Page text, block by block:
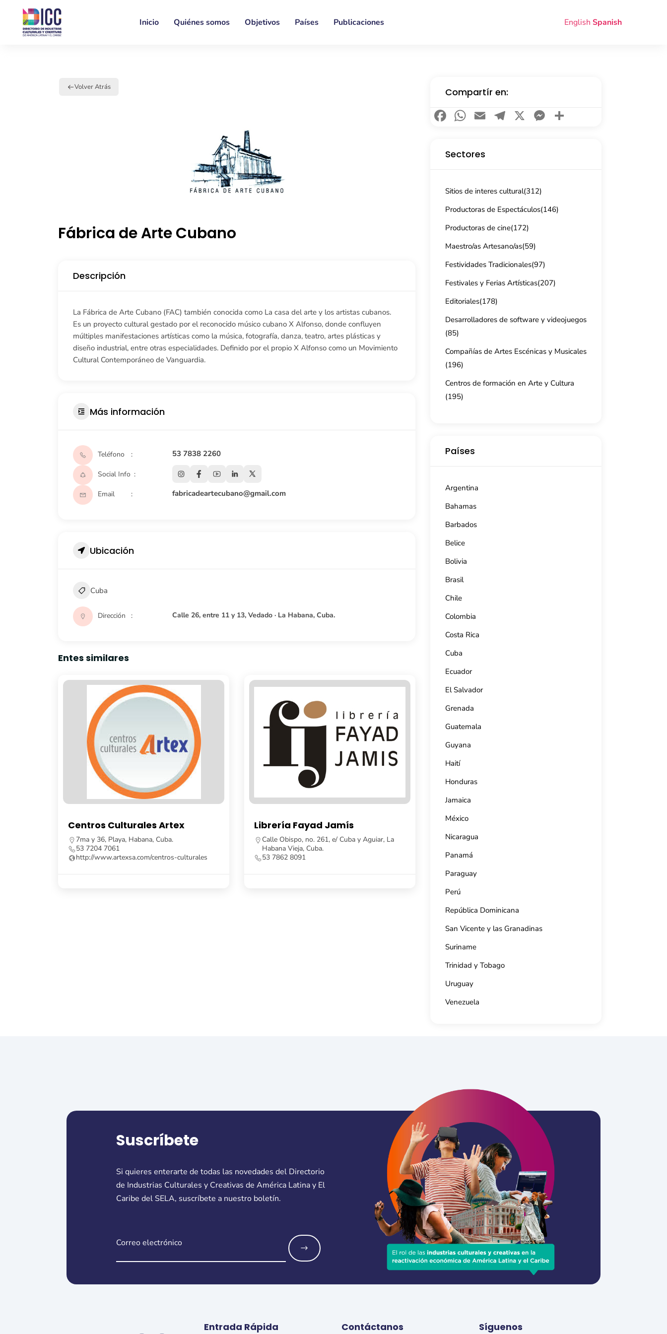
Inicio Quiénes somos Objetivos Países Publicaciones English Spanish
Volver Atrás
Fábrica de Arte Cubano
Descripción
La Fábrica de Arte Cubano (FAC) también conocida como La casa del arte y los artistas cubanos.
Es un proyecto cultural gestado por el reconocido músico cubano X Alfonso, donde confluyen
múltiples manifestaciones artísticas como la música, fotografía, danza, teatro, artes plásticas y
diseño industrial, entre otras especialidades. Definido por el propio X Alfonso como un Movimiento
Cultural Contemporáneo de Vanguardia.
Más información
Teléfono 53 7838 2260
Social Info
Email fabricadeartecubano@gmail.com
Ubicación
Cuba
Dirección Calle 26, entre 11 y 13, Vedado · La Habana, Cuba.
Entes similares
Culturales Artex
y 36, Playa, Habana, Cuba.
www.artexsa.com/centros-culturales
Librería Fayad Jamís
Calle Obispo, no. 261, e/ Cuba y Aguiar, La
53 7862 8091
Casa Gaia
La Habana, Cuba.
Compartír en:
Facebook
WhatsApp
EmailTelegram
X Messenger
Sectores
Sitios de interes cultural(312)
Productoras de Espectáculos(146)
Productoras de cine(172)
Maestro/as Artesano/as(59)
Festividades Tradicionales(97)
Festivales y Ferias Artísticas(207)
Editoriales(178)
Desarrolladores de software y videojuegos
(85)
Compañías de Artes Escénicas y Musicales
(196)
Centros de formación en Arte y Cultura
(195)
Países
Argentina
Bahamas
Barbados
Belice
Bolivia
Brasil
Chile
Colombia
Costa Rica
Cuba
Ecuador
El Salvador
Grenada
Guatemala
Guyana
Haití
Honduras
Jamaica
México
Nicaragua
Panamá
Paraguay
Perú
República Dominicana
San Vicente y las Granadinas
Suriname
Trinidad y Tobago
Uruguay
Venezuela
Suscríbete
Si quieres enterarte de todas las novedades del Directorio
de Industrias Culturales y Creativas de América Latina y El
Caribe del SELA, suscríbete a nuestro boletín.
o
Entrada Rápida Contáctanos Síguenos